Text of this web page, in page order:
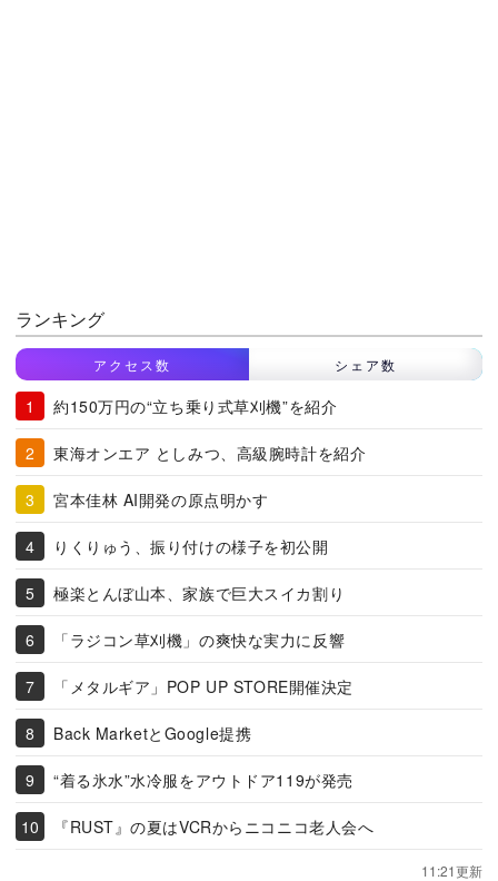
ランキング
アクセス数 シェア数
約150万円の“立ち乗り式草刈機”を紹介
東海オンエア としみつ、高級腕時計を紹介
宮本佳林 AI開発の原点明かす
りくりゅう、振り付けの様子を初公開
極楽とんぼ山本、家族で巨大スイカ割り
「ラジコン草刈機」の爽快な実力に反響
「メタルギア」POP UP STORE開催決定
Back MarketとGoogle提携
“着る氷水”水冷服をアウトドア119が発売
『RUST』の夏はVCRからニコニコ老人会へ
11:21更新